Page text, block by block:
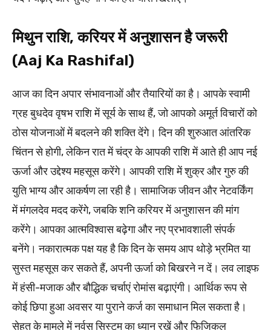
मिथुन राशि, करियर में अनुशासन है जरूरी
(Aaj Ka Rashifal)
आज का दिन अपार संभावनाओं और तैयारियों का है। आपके स्वामी
ग्रह बुधदेव वृषभ राशि में सूर्य के साथ हैं, जो आपको अमूर्त विचारों को
ठोस योजनाओं में बदलने की शक्ति देंगे। दिन की शुरुआत आंतरिक
चिंतन से होगी, लेकिन रात में चंद्र के आपकी राशि में आते ही आप नई
ऊर्जा और उद्देश्य महसूस करेंगे। आपकी राशि में शुक्र और गुरु की
युति भाग्य और आकर्षण ला रही है। सामाजिक जीवन और नेटवर्किंग
में मंगलदेव मदद करेंगे, जबकि शनि करियर में अनुशासन की मांग
करेंगे। आपका आत्मविश्वास बढ़ेगा और नए प्रभावशाली संपर्क
बनेंगे। नकारात्मक पक्ष यह है कि दिन के समय आप थोड़े भ्रमित या
सुस्त महसूस कर सकते हैं, अपनी ऊर्जा को बिखरने न दें। लव लाइफ
में हंसी-मजाक और बौद्धिक चर्चाएं रोमांस बढ़ाएंगी। आर्थिक रूप से
कोई छिपा हुआ अवसर या पुराने कर्ज का समाधान मिल सकता है।
सेहत के मामले में नर्वस सिस्टम का ध्यान रखें और फिजिकल